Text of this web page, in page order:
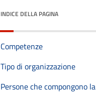
INDICE DELLA PAGINA
Competenze
Tipo di organizzazione
Persone che compongono la